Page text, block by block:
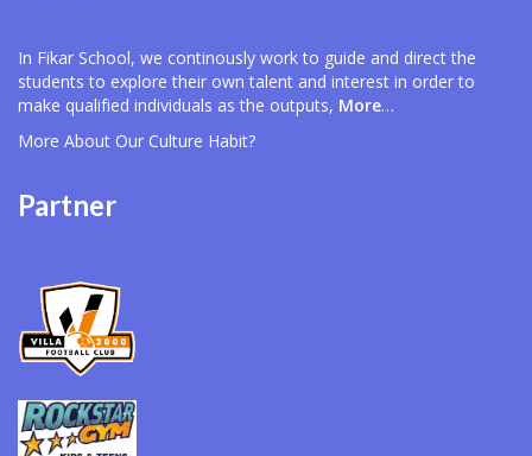
In Fikar School, we continously work to guide and direct the
students to explore their own talent and interest in order to
make qualified individuals as the outputs, More…
More About Our Culture Habit?
Partner